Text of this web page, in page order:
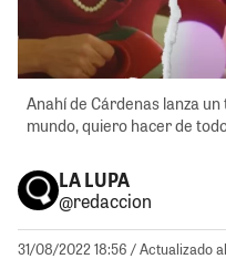
Anahí de Cárdenas lanza
mundo, quiero hacer de
LA LUPA
@redaccion
31/08/2022 18:56 / Actualizado